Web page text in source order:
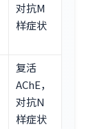
对抗M
样症状
复活
AChE，
对抗N
样症状